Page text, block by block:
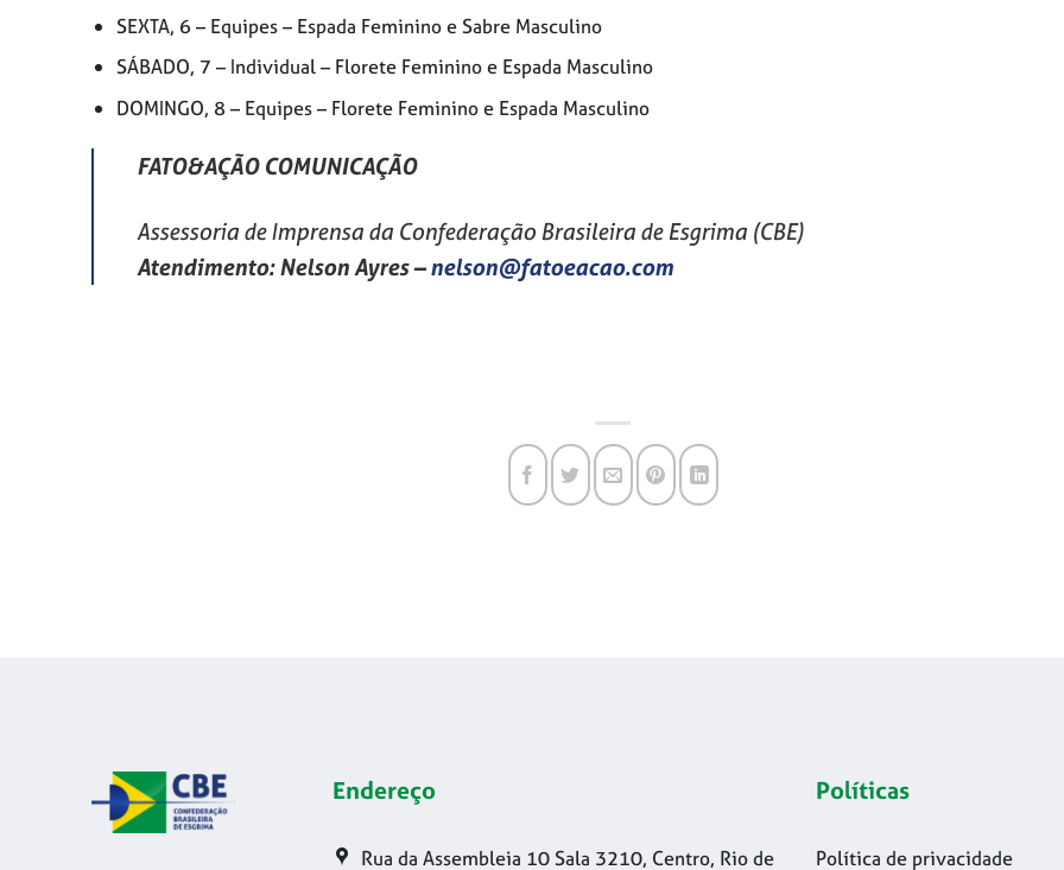
SEXTA, 6 – Equipes – Espada Feminino e Sabre Masculino
SÁBADO, 7 – Individual – Florete Feminino e Espada Masculino
DOMINGO, 8 – Equipes – Florete Feminino e Espada Masculino
FATO&AÇÃO COMUNICAÇÃO
Assessoria de Imprensa da Confederação Brasileira de Esgrima (CBE)
Atendimento: Nelson Ayres–nelson@fatoeacao.com
Endereço
Rua da Assembleia 10 Sala 3210, Centro, Rio de
Políticas
Política de privacidade